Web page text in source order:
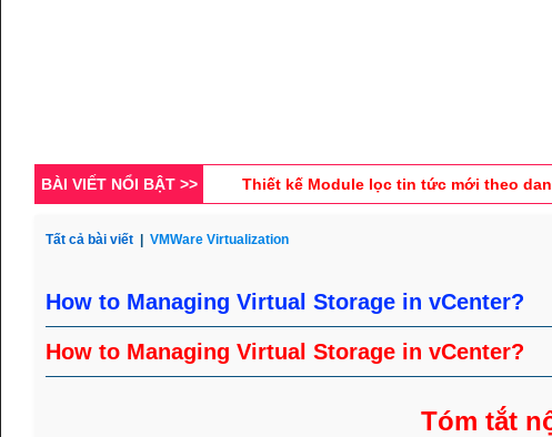
BÀI VIẾT NỔI BẬT >>
Thiết kế Module lọc tin tức mới theo
Cách dùng List Group & List Group
Phân tích và thiết kế database cho
Tất cả bài viết VMWare Virtualization
How to Managing Virtual Storage in vCenter?
How to Managing Virtual Storage in vCenter?
Tóm tắt